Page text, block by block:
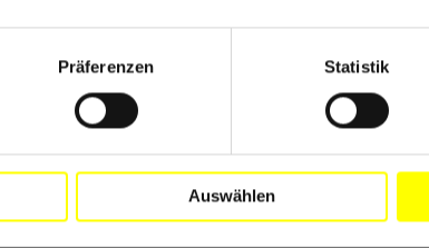
Präferenzen Statistik
Auswählen
is released immediately and unconditionally.
or otherwise ill-treated whilst he remains in
legal representation of his choosing and any
and expression are protected after he is